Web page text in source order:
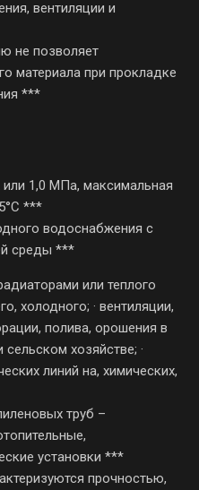
вентиляции и
не позволяет
материала при прокладке
***
1,0 МПа, максимальная
***
водоснабжения с
среды ***
или теплого
холодного; · вентиляции,
полива, орошения в
хозяйстве; ·
линий на, химических,
труб –
установки ***
прочностью,